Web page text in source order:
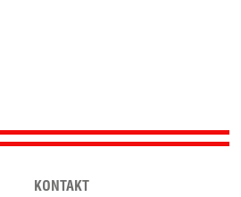
KONTAKT